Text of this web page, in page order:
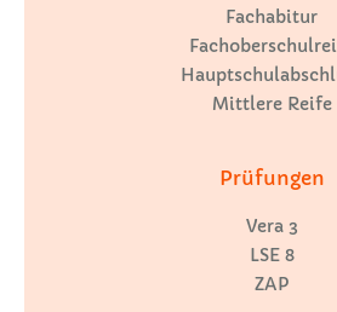
Fachabitur
Mittlere Reife
Prüfungen
Vera 3
LSE 8
ZAP